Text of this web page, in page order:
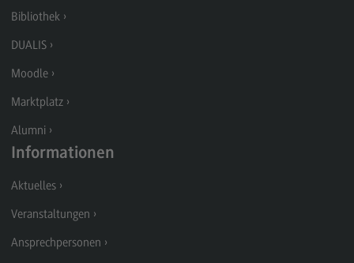
Integrated Engineering
Integrated Engineering
Modulangebot
Berufsperspektiven
Kontakt
Intensive Care
Intensive Care
Modulangebot
Bibliothek
DUALIS
Moodle
Marktplatz
Alumni
Informationen
Aktuelles
Veranstaltungen
Ansprechpersonen